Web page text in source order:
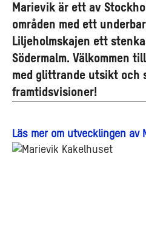
Marievik är ett av
områden med ett
Liljeholmskajen ett
Södermalm. Välkommen
med glittrande utsikt och
framtidsvisioner!
Läs mer om utvecklingen av